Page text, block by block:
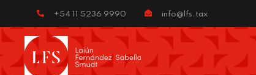
+54 11 5236 9990 info@lfs.tax